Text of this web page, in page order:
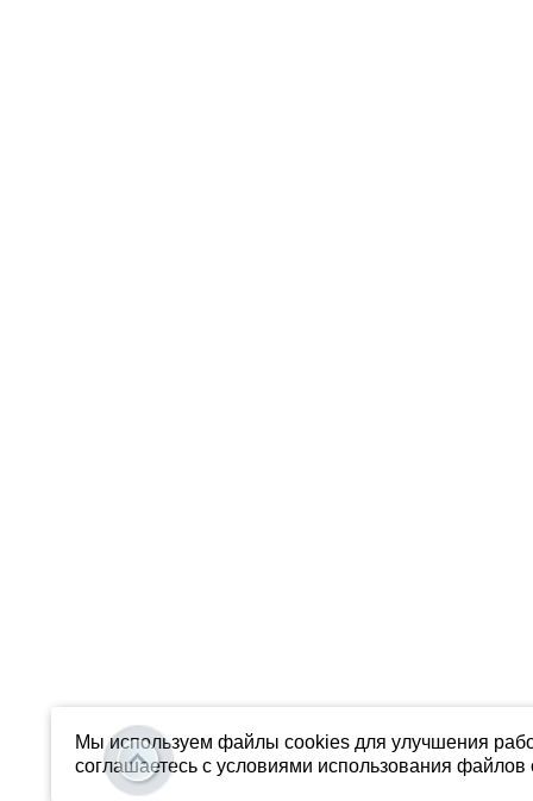
Мы используем файлы cookies для улучшения
соглашаетесь с условиями использования файлов